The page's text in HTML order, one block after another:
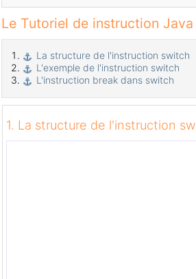
Le Tutoriel de instruction
La structure de l'instruction switch
L'exemple de l'instruction switch
L'instruction break dans switch
1. La structure de l'instruction